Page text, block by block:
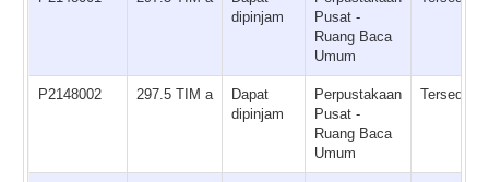
dipinjam
Pusat -
Ruang Baca
Umum
P2148002 297.5 TIM a
Dapat
dipinjam
Perpustakaan
Pusat -
Ruang Baca
Umum
Tersedia